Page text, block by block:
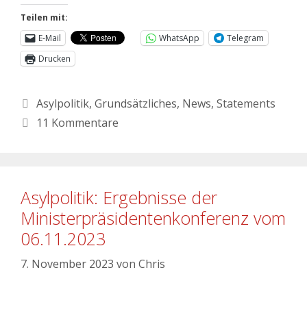
Teilen mit:
E-Mail
WhatsApp
Telegram
Drucken
Asylpolitik, Grundsätzliches, News, Statements
11 Kommentare
Asylpolitik: Ergebnisse der
Ministerpräsidentenkonferenz vom
06.11.2023
7. November 2023 von Chris